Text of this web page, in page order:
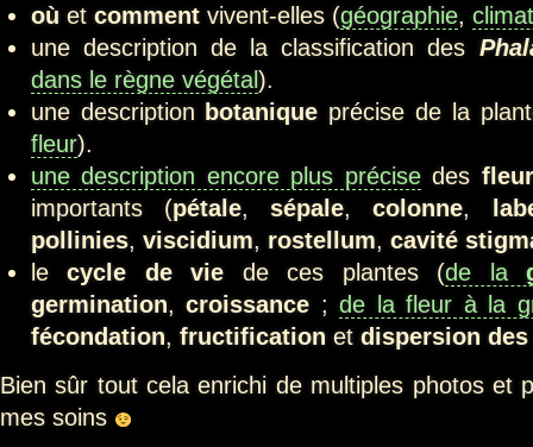
où et commentvivent-elles (géographie,
une description de la classification des
dans le règne végétal).
une description botanique précise de la
fleur).
une description encore plus précisedes
importants (pétale,sépale,colonne,
pollinies, viscidium, rostellum, cavité
lecycle de vie de ces plantes (de la
germination,croissance ;de la fleur à la
fécondation, fructification et dispersion
Bien sûr tout cela enrichi de multiples photos et
mes soins